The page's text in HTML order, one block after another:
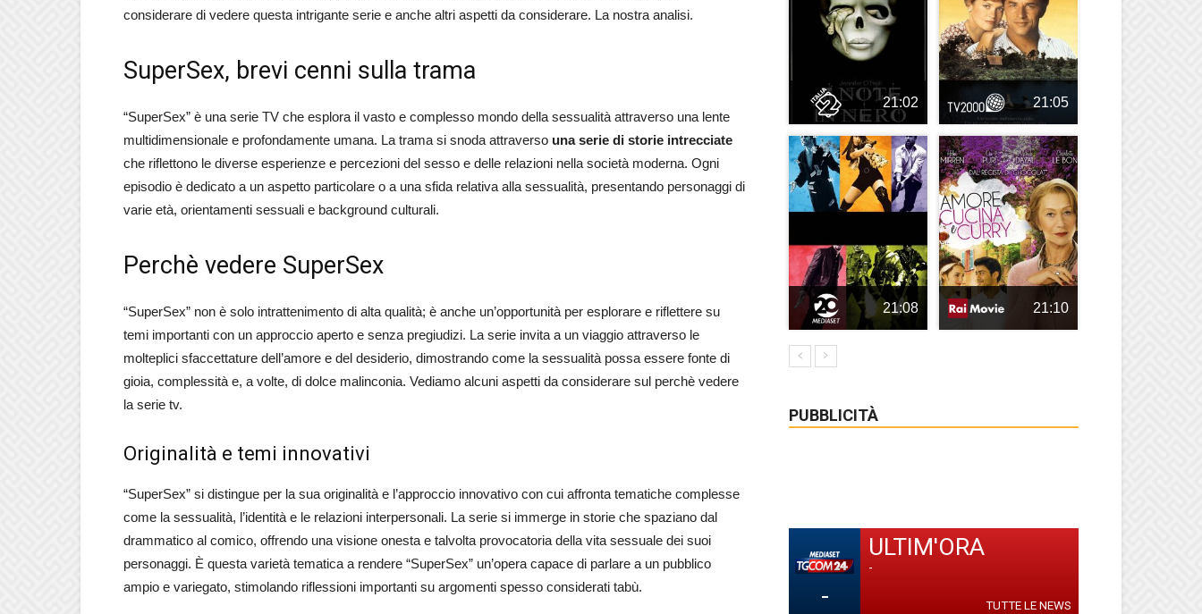
considerare di vedere questa intrigante serie e anche altri aspetti da considerare. La nostra analisi.
SuperSex, brevi cenni sulla trama
“SuperSex” è una serie TV che esplora il vasto e complesso mondo della sessualità attraverso una lente
multidimensionale e profondamente umana. La trama si snoda attraverso una serie di storie intrecciate
che riflettono le diverse esperienze e percezioni del sesso e delle relazioni nella società moderna. Ogni
episodio è dedicato a un aspetto particolare o a una sfida relativa alla sessualità, presentando personaggi di
varie età, orientamenti sessuali e background culturali.
Perchè vedere SuperSex
“SuperSex” non è solo intrattenimento di alta qualità; è anche un’opportunità per esplorare e riflettere su
temi importanti con un approccio aperto e senza pregiudizi. La serie invita a un viaggio attraverso le
molteplici sfaccettature dell’amore e del desiderio, dimostrando come la sessualità possa essere fonte di
gioia, complessità e, a volte, di dolce malinconia. Vediamo alcuni aspetti da considerare sul perchè vedere
la serie tv.
Originalità e temi innovativi
“SuperSex” si distingue per la sua originalità e l’approccio innovativo con cui affronta tematiche complesse
come la sessualità, l’identità e le relazioni interpersonali. La serie si immerge in storie che spaziano dal
drammatico al comico, offrendo una visione onesta e talvolta provocatoria della vita sessuale dei suoi
personaggi. È questa varietà tematica a rendere “SuperSex” un’opera capace di parlare a un pubblico
ampio e variegato, stimolando riflessioni importanti su argomenti spesso considerati tabù.
21:02 21:05
21:08 21:10
PUBBLICITÀ
-
ULTIM'ORA
-
TUTTE LE NEWS